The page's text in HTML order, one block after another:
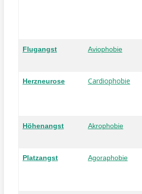
Flugangst Aviophobie
Herzneurose Cardiophobie
Höhenangst Akrophobie
Platzangst Agoraphobie